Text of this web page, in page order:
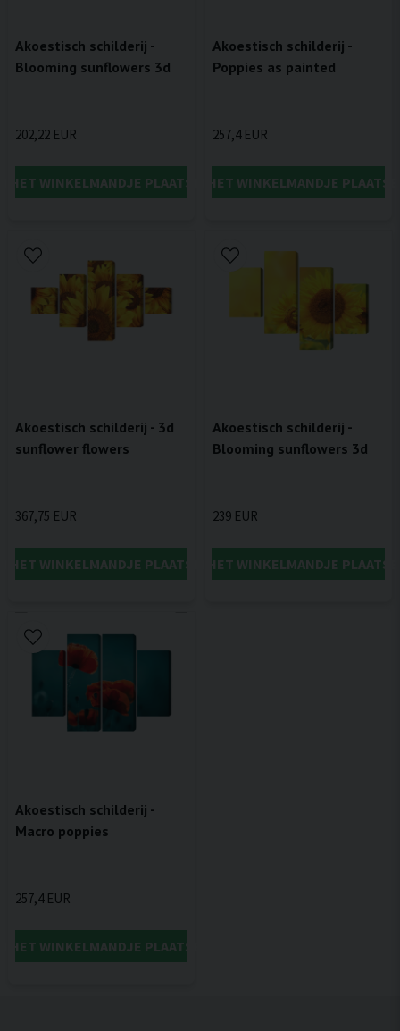
Akoestisch schilderij -
Blooming sunflowers 3d
202,22 EUR
HET WINKELMANDJE PLAATSEN
Akoestisch schilderij -
Poppies as painted
257,4 EUR
IN HET WINKELMANDJE
Akoestisch schilderij - 3d
sunflower flowers
367,75 EUR
HET WINKELMANDJE PLAATSEN
Akoestisch schilderij -
Blooming sunflowers 3d
239 EUR
IN HET WINKELMANDJE
Akoestisch schilderij -
Macro poppies
257,4 EUR
HET WINKELMANDJE PLAATSEN